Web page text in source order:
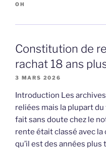
OH
Constitution de
rachat 18 ans
3 MARS 2026
Introduction Les
reliées mais la plupart
fait sans doute chez le
rente était classé avec
qu’il est des années